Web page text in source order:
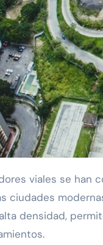
viales se han
ciudades
densidad,